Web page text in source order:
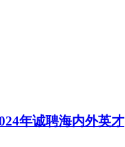
年诚聘海内外英才